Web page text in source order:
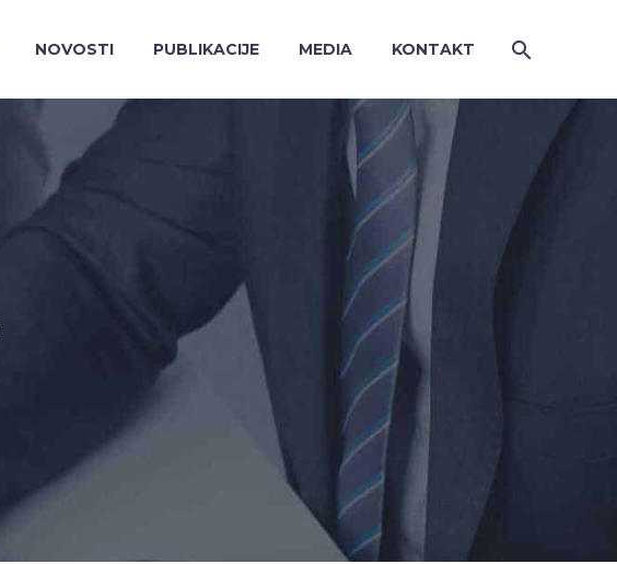
NOVOSTI PUBLIKACIJE MEDIA KONTAKT